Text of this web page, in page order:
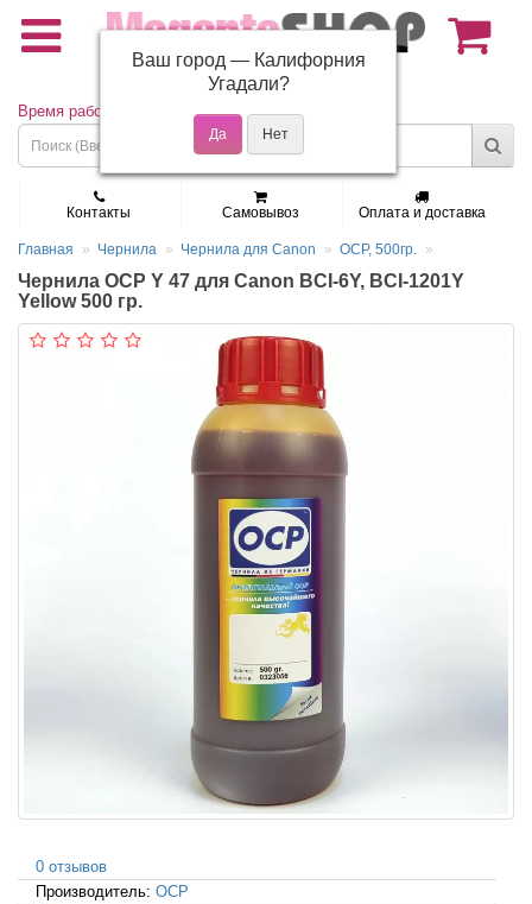
(495) 150-01-37
Время работы: Пн - Пт 9:30 - 19:00
Контакты Самовывоз Оплата и доставка
Главная Чернила Чернила для Canon OCP, 500гр.
Чернила OCP Y 47 для Canon BCI-6Y, BCI-1201Y
Yellow 500 гр.
0 отзывов
Производитель: OCP
Ваш город — Калифорния
Угадали?